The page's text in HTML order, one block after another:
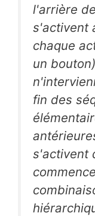
l'arrière
s'activent
chaque
un
fin des
s'activent